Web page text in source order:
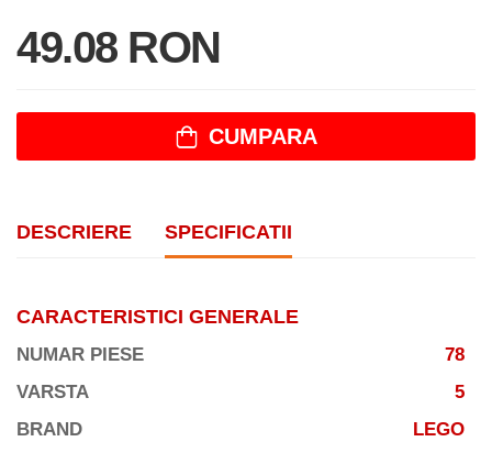
49.08 RON
CUMPARA
DESCRIERE SPECIFICATII
CARACTERISTICI GENERALE
NUMAR PIESE
78
VARSTA
5
BRAND
LEGO